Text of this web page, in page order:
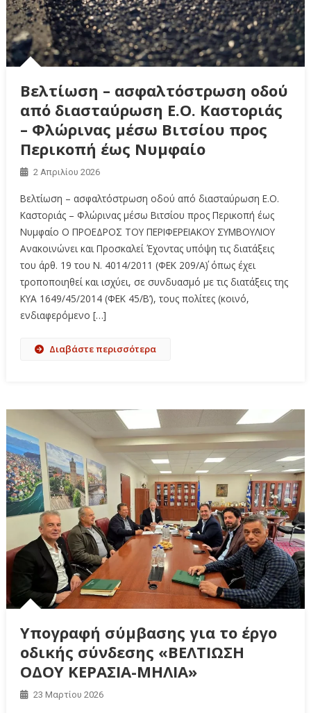
Βελτίωση – ασφαλτόστρωση οδού
από διασταύρωση Ε.Ο. Καστοριάς
– Φλώρινας μέσω Βιτσίου προς
Περικοπή έως Νυμφαίο
2 Απριλίου 2026
Βελτίωση – ασφαλτόστρωση οδού από διασταύρωση Ε.Ο.
Καστοριάς – Φλώρινας μέσω Βιτσίου προς Περικοπή έως
Νυμφαίο Ο ΠΡΟΕΔΡΟΣ ΤΟΥ ΠΕΡΙΦΕΡΕΙΑΚΟΥ ΣΥΜΒΟΥΛΙΟΥ
Ανακοινώνει και Προσκαλεί Έχοντας υπόψη τις διατάξεις
του άρθ. 19 του Ν. 4014/2011 (ΦΕΚ 209/Α΄) όπως έχει
τροποποιηθεί και ισχύει, σε συνδυασμό με τις διατάξεις της
ΚΥΑ 1649/45/2014 (ΦΕΚ 45/Β’), τους πολίτες (κοινό,
ενδιαφερόμενο […]
Διαβάστε περισσότερα
Υπογραφή σύμβασης για το έργο
οδικής σύνδεσης «ΒΕΛΤΙΩΣΗ
ΟΔΟΥ ΚΕΡΑΣΙΑ-ΜΗΛΙΑ»
23 Μαρτίου 2026